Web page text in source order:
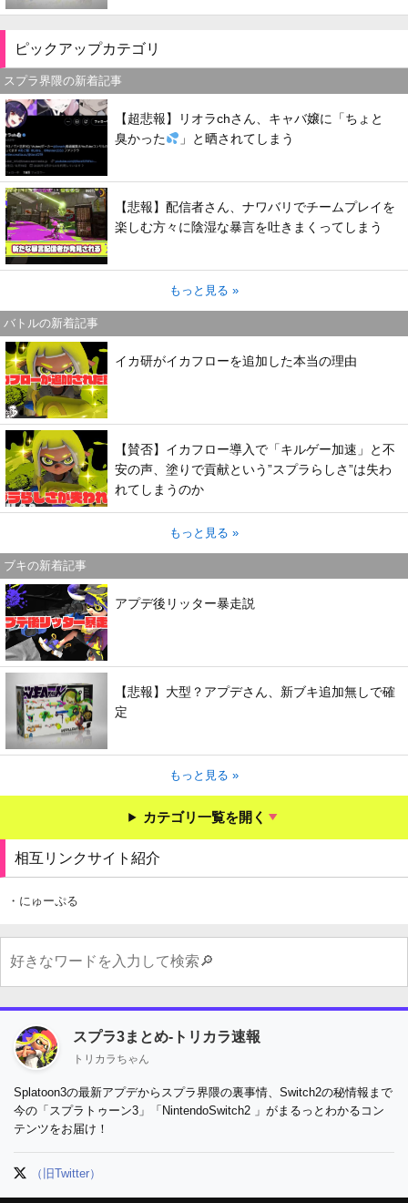
ピックアップカテゴリ
スプラ界隈の新着記事
【超悲報】リオラchさん、キャバ嬢に「ちょと
臭かった
」と晒されてしまう
【悲報】配信者さん、ナワバリでチームプレイを
楽しむ方々に陰湿な暴言を吐きまくってしまう
もっと見る »
バトルの新着記事
イカ研がイカフローを追加した本当の理由
【賛否】イカフロー導入で「キルゲー加速」と不
安の声、塗りで貢献という”スプラらしさ”は失わ
れてしまうのか
もっと見る »
ブキの新着記事
アプデ後リッター暴走説
【悲報】大型？アプデさん、新ブキ追加無しで確
定
もっと見る »
カテゴリ一覧を開く
相互リンクサイト紹介
・にゅーぷる
スプラ3まとめ-トリカラ速報
トリカラちゃん
Splatoon3の最新アプデからスプラ界隈の裏事情、Switch2の秘情報まで
今の「スプラトゥーン3」「NintendoSwitch2 」がまるっとわかるコン
テンツをお届け！
（旧Twitter）